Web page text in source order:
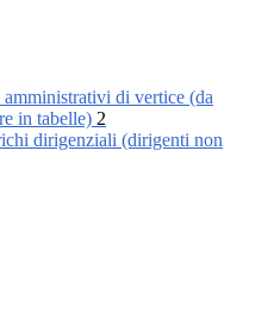
di vertice (da
in tabelle) 2
dirigenziali (dirigenti non